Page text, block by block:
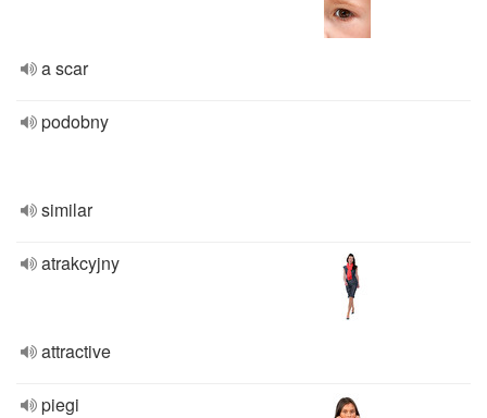
a scar
podobny
similar
atrakcyjny
attractive
piegi